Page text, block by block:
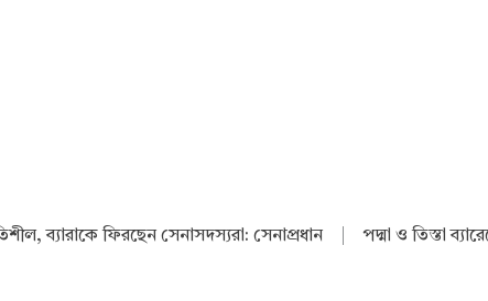
ব্যারাকে ফিরছেন সেনাসদস্যরা: সেনাপ্রধান পদ্মা ও তিস্তা